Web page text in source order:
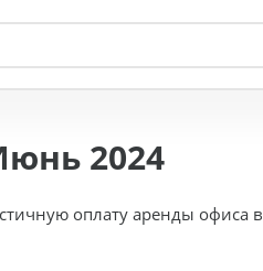
2024
оплату аренды офиса в